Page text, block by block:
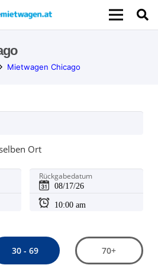
Mietwagen Chicago
Ort
Rückgabedatum
30 - 69 70+